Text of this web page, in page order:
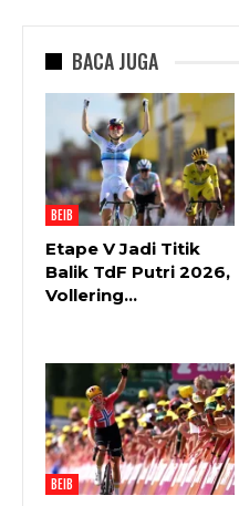
BACA JUGA
BEIB
Etape V Jadi Titik
Balik TdF Putri 2026,
Vollering…
BEIB